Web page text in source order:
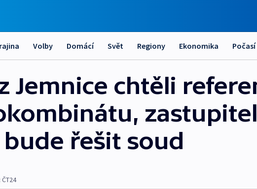
Volby Domácí Svět Regiony Ekonomika Počasí
Jemnice chtěli
řešit soud
ČT24